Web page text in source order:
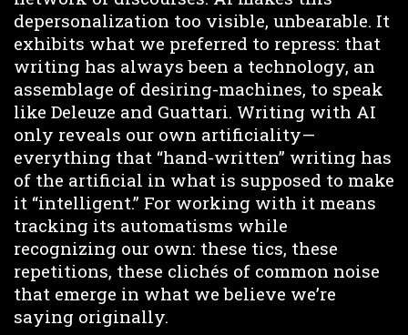
depersonalization too visible, unbearable. It
exhibits what we preferred to repress: that
writing has always been a technology, an
assemblage of desiring-machines, to speak
like Deleuze and Guattari. Writing with AI
only reveals our own artificiality—
everything that “hand-written” writing has
of the artificial in what is supposed to make
it “intelligent.” For working with it means
tracking its automatisms while
recognizing our own: these tics, these
repetitions, these clichés of common noise
that emerge in what we believe we’re
saying originally.